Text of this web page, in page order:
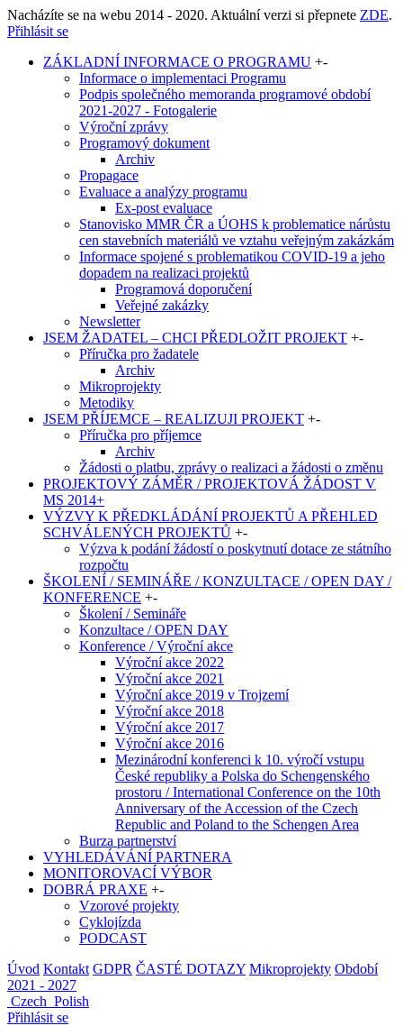
Nacházíte se na webu 2014 - 2020. Aktuální verzi si přepnete ZDE.
Přihlásit se
ZÁKLADNÍ INFORMACE O PROGRAMU +-
Informace o implementaci Programu
Podpis společného memoranda programové období
2021-2027 - Fotogalerie
Výroční zprávy
Programový dokument
Archiv
Propagace
Evaluace a analýzy programu
Ex-post evaluace
Stanovisko MMR ČR a ÚOHS k problematice nárůstu
cen stavebních materiálů ve vztahu veřejným zakázkám
Informace spojené s problematikou COVID-19 a jeho
dopadem na realizaci projektů
Programová doporučení
Veřejné zakázky
Newsletter
JSEM ŽADATEL – CHCI PŘEDLOŽIT PROJEKT +-
Příručka pro žadatele
Archiv
Mikroprojekty
Metodiky
JSEM PŘÍJEMCE – REALIZUJI PROJEKT +-
Příručka pro příjemce
Archiv
Žádosti o platbu, zprávy o realizaci a žádosti o změnu
PROJEKTOVÝ ZÁMĚR / PROJEKTOVÁ ŽÁDOST V
MS 2014+
VÝZVY K PŘEDKLÁDÁNÍ PROJEKTŮ A PŘEHLED
SCHVÁLENÝCH PROJEKTŮ +-
Výzva k podání žádostí o poskytnutí dotace ze státního
rozpočtu
ŠKOLENÍ / SEMINÁŘE / KONZULTACE / OPEN DAY /
KONFERENCE +-
Školení / Semináře
Konzultace / OPEN DAY
Konference / Výroční akce
Výroční akce 2022
Výroční akce 2021
Výroční akce 2019 v Trojzemí
Výroční akce 2018
Výroční akce 2017
Výroční akce 2016
Mezinárodní konferenci k 10. výročí vstupu
České republiky a Polska do Schengenského
prostoru / International Conference on the 10th
Anniversary of the Accession of the Czech
Republic and Poland to the Schengen Area
Burza partnerství
VYHLEDÁVÁNÍ PARTNERA
MONITOROVACÍ VÝBOR
DOBRÁ PRAXE +-
Vzorové projekty
Cyklojízda
PODCAST
Úvod Kontakt GDPR ČASTÉ DOTAZY Mikroprojekty Období
2021 - 2027
Czech Polish
Přihlásit se